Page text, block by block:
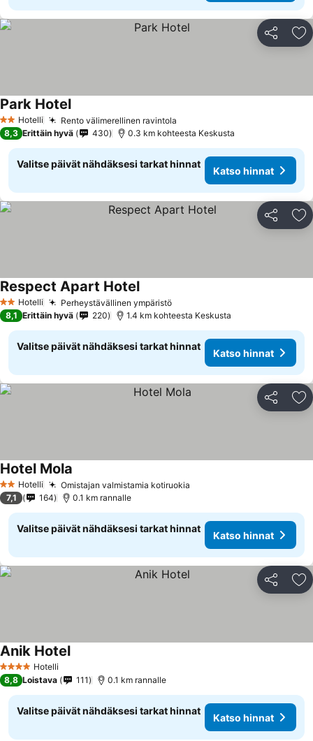
Jaa
2 Tähtiluokitus
Hotelli Rento välimerellinen ravintola
Park Hotel
8,3 Erittäin hyvä 430 0.3 km kohteesta Keskusta
Valitse päivät nähdäksesi tarkat hinnat
Katso hinnat
Jaa
2 Tähtiluokitus
Hotelli Perheystävällinen ympäristö
Respect Apart Hotel
8,1 Erittäin hyvä 220 1.4 km kohteesta Keskusta
Valitse päivät nähdäksesi tarkat hinnat
Katso hinnat
Jaa
2 Tähtiluokitus
Hotelli Omistajan valmistamia kotiruokia
Hotel Mola
7,1 164 0.1 km rannalle
Valitse päivät nähdäksesi tarkat hinnat
Katso hinnat
Jaa
4 Tähtiluokitus
Hotelli
Anik Hotel
8,8 Loistava 111 0.1 km rannalle
Valitse päivät nähdäksesi tarkat hinnat
Katso hinnat